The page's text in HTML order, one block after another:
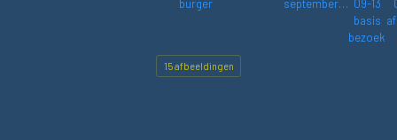
burger
september… 09-13
basis
bezoek
15 afbeeldingen